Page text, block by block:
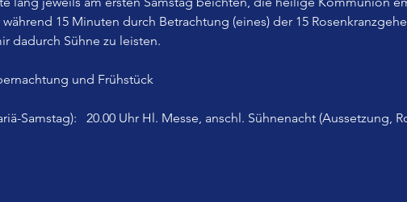
15 Minuten durch Betrachtung (eines) der 15
dadurch Sühne zu leisten.
und Frühstück
Samstag):   20.00 Uhr Hl. Messe, anschl. Sühnenacht (Aussetzung,